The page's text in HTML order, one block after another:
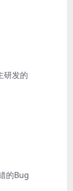
研发的
的Bug